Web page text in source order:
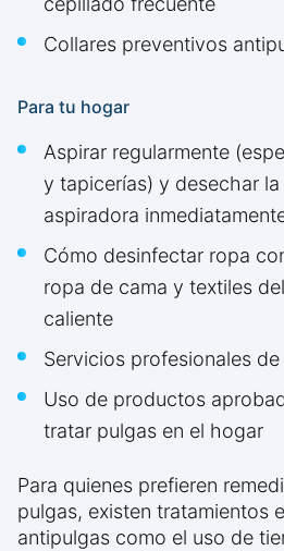
Collares preventivos
Para tu hogar
Aspirar regularmente
y tapicerías) y desechar
aspiradora
Cómo desinfectar ropa
ropa de cama y textiles
caliente
Servicios profesionales
Uso de productos
tratar pulgas en el hogar
Para quienes prefieren
pulgas, existen tratamientos
antipulgas como el uso de